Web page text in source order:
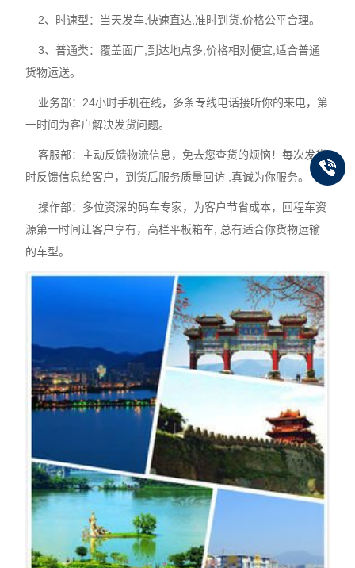
2、时速型：当天发车,快速直达,准时到货,价格公平合理。
3、普通类：覆盖面广,到达地点多,价格相对便宜,适合普通
货物运送。
业务部：24小时手机在线，多条专线电话接听你的来电，第
一时间为客户解决发货问题。
客服部：主动反馈物流信息，免去您查货的烦恼！每次发货
时反馈信息给客户，到货后服务质量回访 ,真诚为你服务。
操作部：多位资深的码车专家，为客户节省成本，回程车资
源第一时间让客户享有，高栏平板箱车, 总有适合你货物运输
的车型。